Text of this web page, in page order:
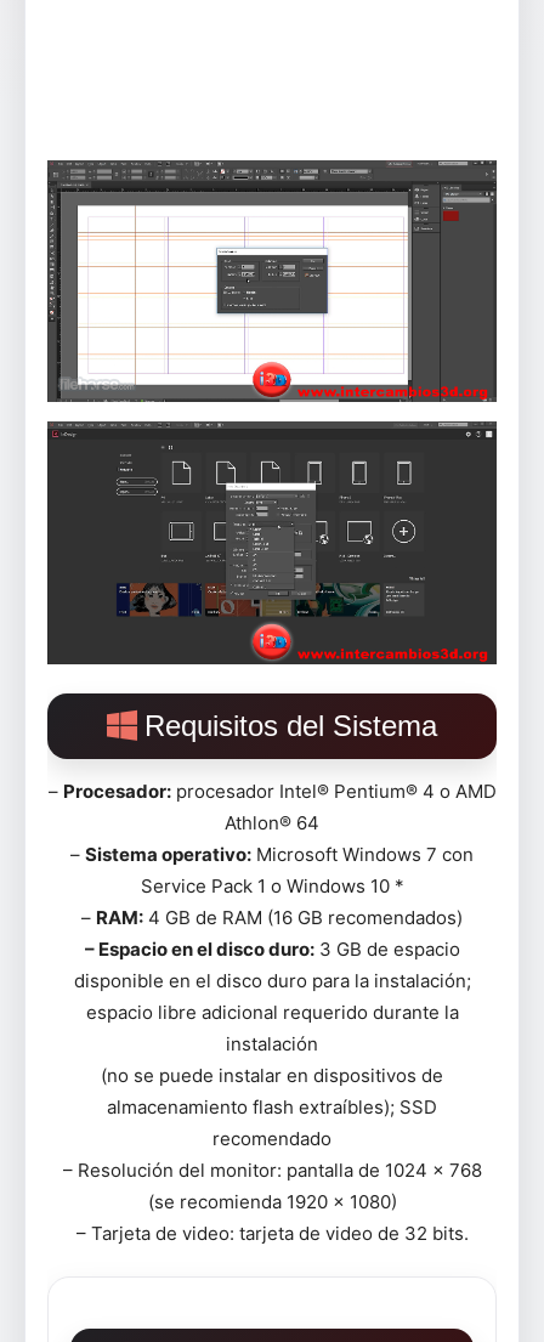
Requisitos del Sistema
– Procesador:procesador Intel® Pentium® 4 o AMD
Athlon® 64
– Sistema operativo: Microsoft Windows 7 con
Service Pack 1 o Windows 10 *
– RAM: 4 GB de RAM (16 GB recomendados)
– Espacio en el disco duro:3 GB de espacio
disponible en el disco duro para la instalación;
espacio libre adicional requerido durante la
instalación
(no se puede instalar en dispositivos de
almacenamiento flash extraíbles); SSD
recomendado
– Resolución del monitor: pantalla de 1024 x 768
(se recomienda 1920 x 1080)
– Tarjeta de video: tarjeta de video de 32 bits.